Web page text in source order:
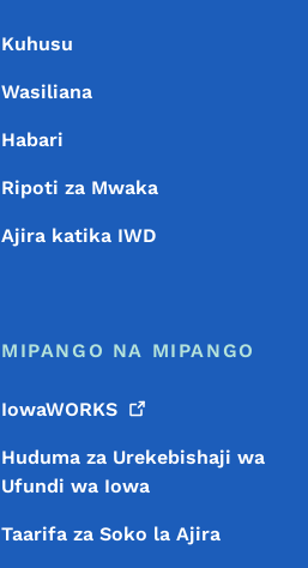
Kuhusu
Wasiliana
Habari
Ripoti za Mwaka
Ajira katika IWD
MIPANGO NA MIPANGO
IowaWORKS
Huduma za Urekebishaji wa
Ufundi wa Iowa
Taarifa za Soko la Ajira